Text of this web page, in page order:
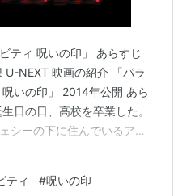
ティ 呪いの印」 あらすじ
NEXT 映画の紹介 「パラ
いの印」 2014年公開 あら
日の日、高校を卒業した。
シーの下に住んでいるアナ
る。すると、警察がオスカ
運び出されていく。 ジェシ
ティ #呪いの印